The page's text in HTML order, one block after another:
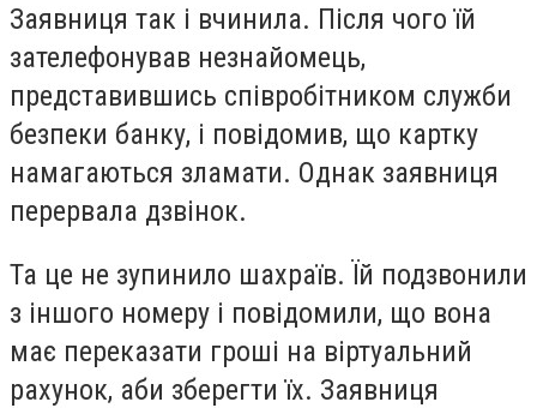
Заявниця так і вчинила. Після чого їй
зателефонував незнайомець,
представившись співробітником служби
безпеки банку, і повідомив, що картку
намагаються зламати. Однак заявниця
перервала дзвінок.
Та це не зупинило шахраїв. Їй подзвонили
з іншого номеру і повідомили, що вона
має переказати гроші на віртуальний
рахунок, аби зберегти їх. Заявниця